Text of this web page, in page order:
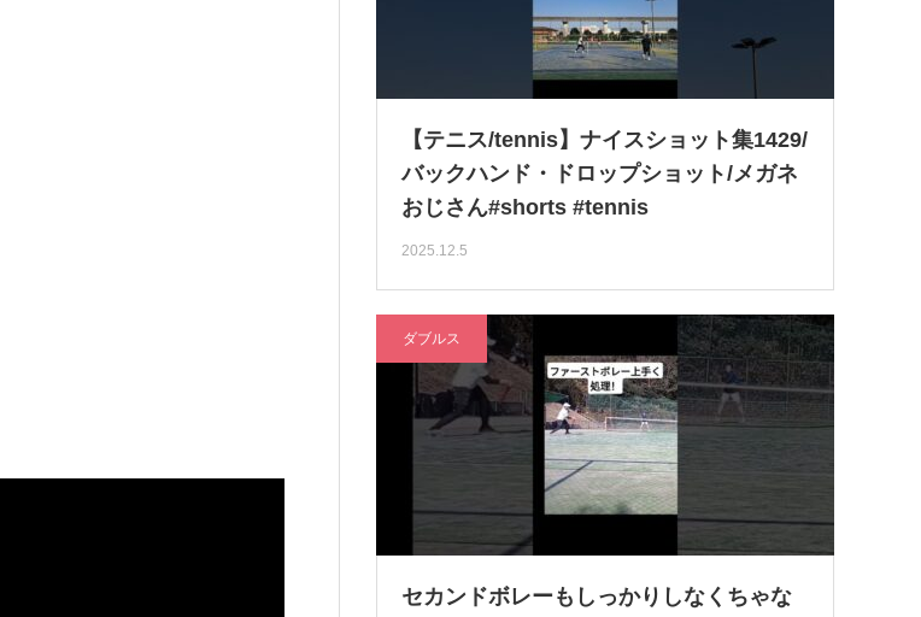
【テニス/tennis】ナイスショット集1429/
バックハンド・ドロップショット/メガネ
おじさん#shorts #tennis
2025.12.5
ダブルス
セカンドボレーもしっかりしなくちゃな